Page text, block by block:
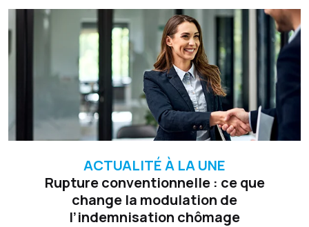
ACTUALITÉ À LA UNE
Rupture conventionnelle : ce que
change la modulation de
l’indemnisation chômage